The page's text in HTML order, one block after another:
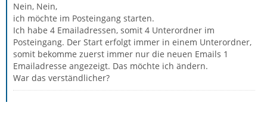
Nein, Nein,
ich möchte im Posteingang starten.
Ich habe 4 Emailadressen, somit 4 Unterordner im
Posteingang. Der Start erfolgt immer in einem Unterordner,
somit bekomme zuerst immer nur die neuen Emails 1
Emailadresse angezeigt. Das möchte ich ändern.
War das verständlicher?